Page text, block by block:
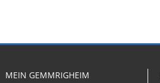
MEIN GEMMRIGHEIM